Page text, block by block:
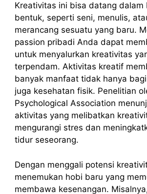
Kreativitas ini bisa datang dalam
bentuk, seperti seni, menulis,
merancang sesuatu yang baru.
passion pribadi Anda dapat
untuk menyalurkan kreativitas
terpendam. Aktivitas kreatif
banyak manfaat tidak hanya
juga kesehatan fisik. Penelitian
Psychological Association
aktivitas yang melibatkan
mengurangi stres dan
tidur seseorang.
Dengan menggali potensi
menemukan hobi baru yang
membawa kesenangan.